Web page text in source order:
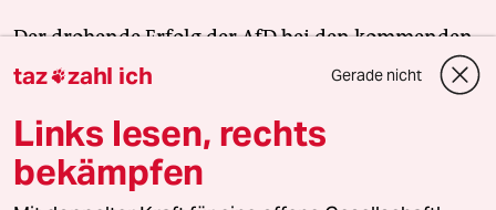
Der drohende Erfolg der AfD bei den kommenden
Landtagswahlen zeigt, wie stark rechtsextreme
braucht es Zusammenhalt und Solidarität. Auch
und vor allem mit den Menschen, die sich vor Ort
für eine starke Zivilgesellschaft einsetzen. Die taz
taz zahl ich Gerade nicht
Links lesen, rechts
bekämpfen